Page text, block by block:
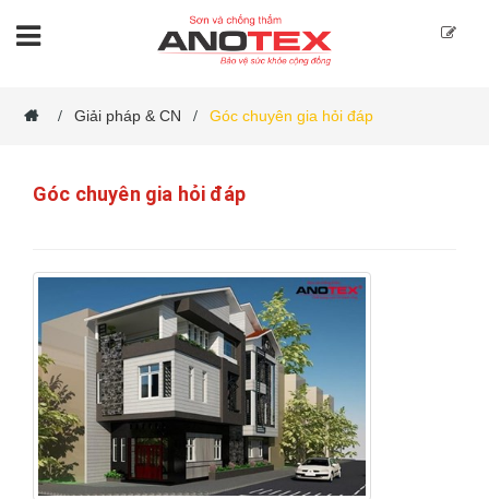
/ Giải pháp & CN / Góc chuyên gia hỏi đáp
Góc chuyên gia hỏi đáp